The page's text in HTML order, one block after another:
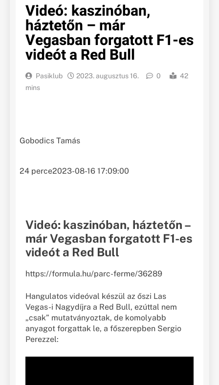
Videó: kaszinóban,
háztetőn – már
Vegasban forgatott F1-es
videót a Red Bull
Pasiklub 2023. augusztus 16. 0
42
mins
Gobodics Tamás
24 perce2023-08-16 17:09:00
Videó: kaszinóban, háztetőn –
már Vegasban forgatott F1-es
videót a Red Bull
https://formula.hu/parc-ferme/36289
Hangulatos videóval készül az őszi Las
Vegas-i Nagydíjra a Red Bull, ezúttal nem
„csak” mutatványoztak, de komolyabb
anyagot forgattak le, a főszerepben Sergio
Perezzel: